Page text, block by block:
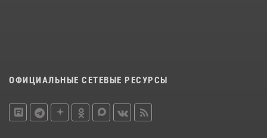
ОФИЦИАЛЬНЫЕ СЕТЕВЫЕ РЕСУРСЫ